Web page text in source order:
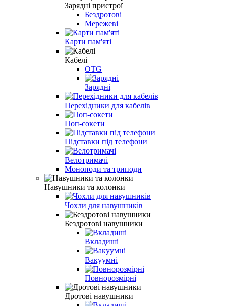
Зарядні пристрої
Бездротові
Мережеві
Карти пам'яті
Кабелі
OTG
Зарядні
Перехідники для кабелів
Поп-сокети
Підставки під телефони
Велотримачі
Моноподи та триподи
Навушники та колонки
Чохли для навушників
Бездротові навушники
Вкладиші
Вакуумні
Повнорозмірні
Дротові навушники